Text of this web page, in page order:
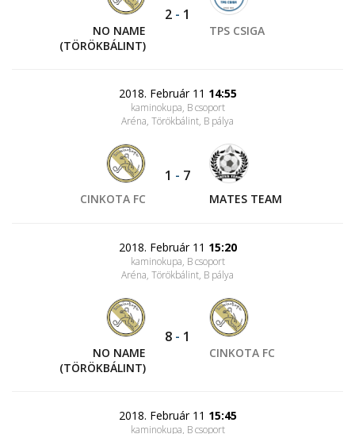
NO NAME
(TÖRÖKBÁLINT)
2 - 1
TPS CSIGA
2018. Február 11 14:55
kaminokupa, B csoport
Aréna, Törökbálint, B pálya
CINKOTA FC
1 - 7
MATES TEAM
2018. Február 11 15:20
kaminokupa, B csoport
Aréna, Törökbálint, B pálya
NO NAME
(TÖRÖKBÁLINT)
8 - 1
CINKOTA FC
2018. Február 11 15:45
kaminokupa, B csoport